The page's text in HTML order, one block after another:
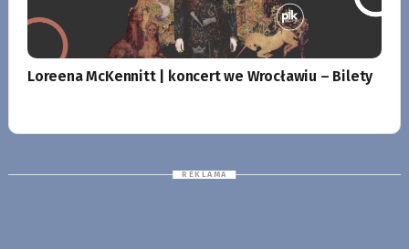
Loreena McKennitt | koncert we Wrocławiu – Bilety